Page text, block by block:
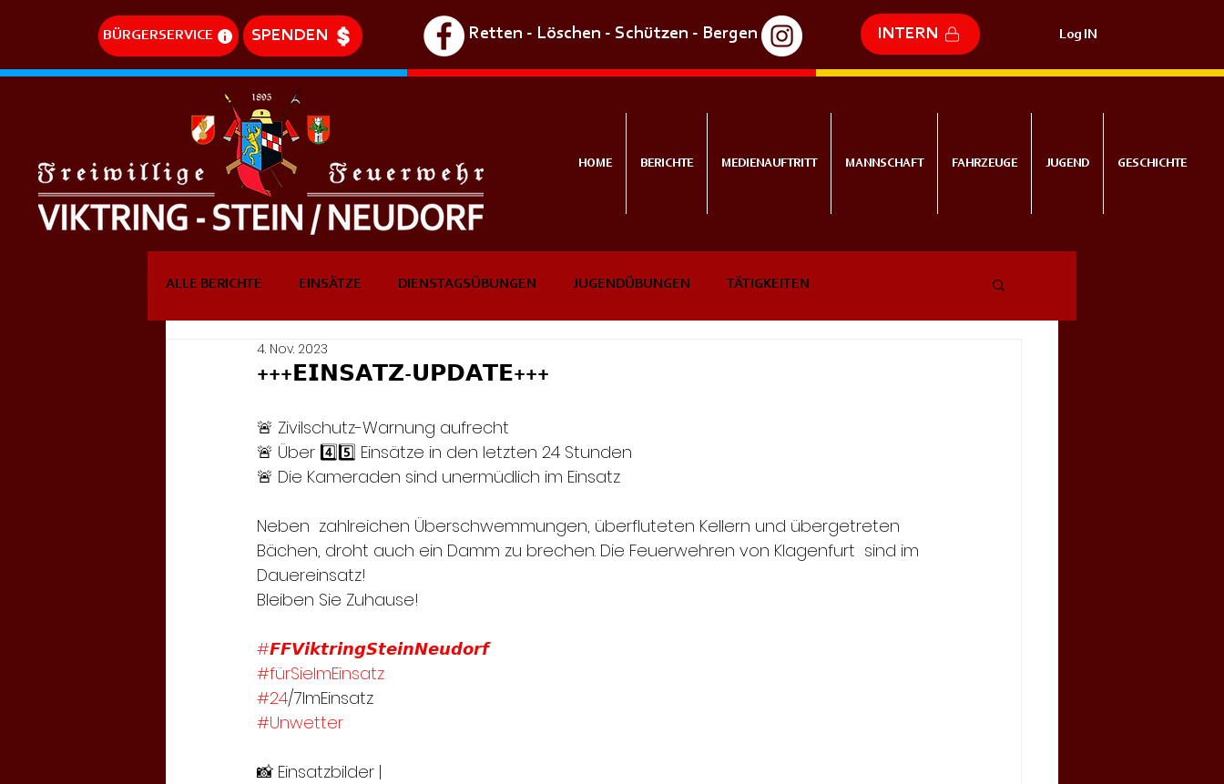
BÜRGERSERVICE SPENDEN Retten - Löschen - Schützen - Bergen INTERN Log IN
ALLE BERICHTE EINSÄTZE DIENSTAGSÜBUNGEN JUGENDÜBUNGEN TÄTIGKEITEN
DREHLEITEREINSÄTZE
+++𝗘𝗜𝗡𝗦𝗔𝗧𝗭-𝗨𝗣𝗗𝗔𝗧𝗘+++
4. Nov. 2023
🚨 Zivilschutz-Warnung aufrecht
🚨 Über 4️⃣5️⃣ Einsätze in den letzten 24 Stunden
🚨 Die Kameraden sind unermüdlich im Einsatz
Neben  zahlreichen Überschwemmungen, überfluteten Kellern und übergetreten
Bächen, droht auch ein Damm zu brechen. Die Feuerwehren von Klagenfurt  sind im
Dauereinsatz!
Bleiben Sie Zuhause!
#𝙁𝙁𝙑𝙞𝙠𝙩𝙧𝙞𝙣𝙜𝙎𝙩𝙚𝙞𝙣𝙉𝙚𝙪𝙙𝙤𝙧𝙛
#fürSieImEinsatz
#24/7ImEinsatz
#Unwetter
📸 Einsatzbilder |
HOME BERICHTE MEDIENAUFTRITT MANNSCHAFT FAHRZEUGE JUGEND GESCHICHTE